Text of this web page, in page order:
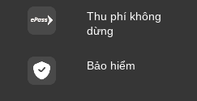
Thu phí không
dừng
Bảo hiểm